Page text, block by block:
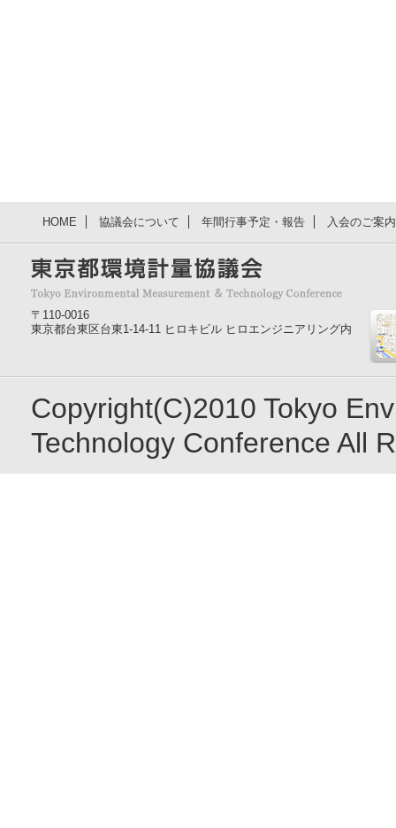
HOME 協議会について 年間行事予定・報告 入会のご案
〒110-0016
東京都台東区台東1-14-11 ヒロキビル ヒロエンジニアリング内
Copyright(C)2010 Tokyo
Technology Conference All